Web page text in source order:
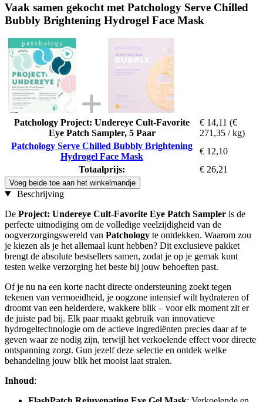
Vaak samen gekocht met Patchology Serve Chilled
Bubbly Brightening Hydrogel Face Mask
Patchology Project: Undereye Cult-Favorite
Eye Patch Sampler, 5 Paar
€ 14,11 (€
271,35 / kg)
Patchology Serve Chilled Bubbly Brightening
Hydrogel Face Mask
€ 12,10
Totaalprijs:
€ 26,21
Voeg beide toe aan het winkelmandje
Beschrijving
De Project: Undereye Cult-Favorite Eye Patch Sampler is de
perfecte uitnodiging om de volledige veelzijdigheid van de
oogverzorgingswereld van Patchology te ontdekken. Waarom zou
je kiezen als je het allemaal kunt hebben? Dit exclusieve pakket
brengt de absolute bestsellers samen, zodat je op je gemak kunt
testen welke verzorging het beste bij jouw behoeften past.
Of je nu na een korte nacht directe ondersteuning zoekt tegen
tekenen van vermoeidheid, je oogzone intensief wilt hydrateren of
droomt van een helderdere, wakkere blik – voor elk moment zit er
de juiste pad bij. Elk paar maakt gebruik van innovatieve
hydrogeltechnologie om de actieve ingrediënten precies daar af te
geven waar ze nodig zijn, terwijl het verkoelende effect voor directe
ontspanning zorgt. Gun jezelf deze selectie en ontdek welke
behandeling jouw blik het mooist laat stralen.
Inhoud: